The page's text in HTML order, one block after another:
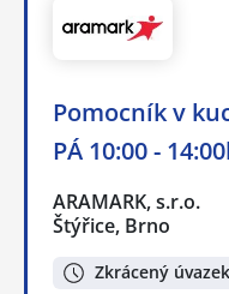
Pomocník v
PÁ 10:00 -
ARAMARK, s.r.o.
Štýřice, Brno
Zkrácený úvazek